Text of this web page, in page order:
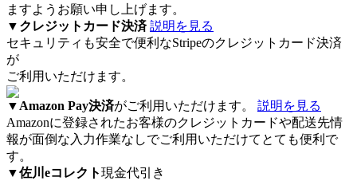
ますようお願い申し上げます。
▼ クレジットカード決済 説明を見る
セキュリティも安全で便利なStripeのクレジットカード決済
が
ご利用いただけます。
▼ Amazon Pay決済がご利用いただけます。 説明を見る
Amazonに登録されたお客様のクレジットカードや配送先情
報が面倒な入力作業なしでご利用いただけてとても便利で
す。
▼佐川eコレクト現金代引き